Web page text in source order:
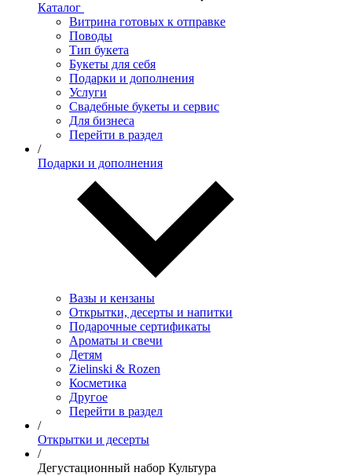
Каталог
Витрина готовых к отправке
Поводы
Тип букета
Букеты для себя
Подарки и дополнения
Услуги
Свадебные букеты и сервис
Для бизнеса
Перейти в раздел
/
Подарки и дополнения
Вазы и кензаны
Открытки, десерты и напитки
Подарочные сертификаты
Ароматы и свечи
Детям
Zielinski & Rozen
Косметика
Другое
Перейти в раздел
/
Открытки и десерты
/
Дегустационный набор Культура